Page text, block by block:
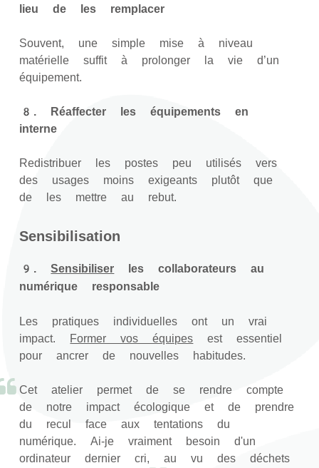
lieu de les remplacer
Souvent, une simple mise à niveau
matérielle suffit à prolonger la vie d’un
équipement.
8. Réaffecter les équipements en
interne
Redistribuer les postes peu utilisés vers
des usages moins exigeants plutôt que
de les mettre au rebut.
Sensibilisation
9.Sensibiliser les collaborateurs au
numérique responsable
Les pratiques individuelles ont un vrai
impact. Former vos équipes est essentiel
pour ancrer de nouvelles habitudes.
Cet atelier permet de se rendre compte
de notre impact écologique et de prendre
du recul face aux tentations du
numérique. Ai-je vraiment besoin d'un
ordinateur dernier cri, au vu des déchets